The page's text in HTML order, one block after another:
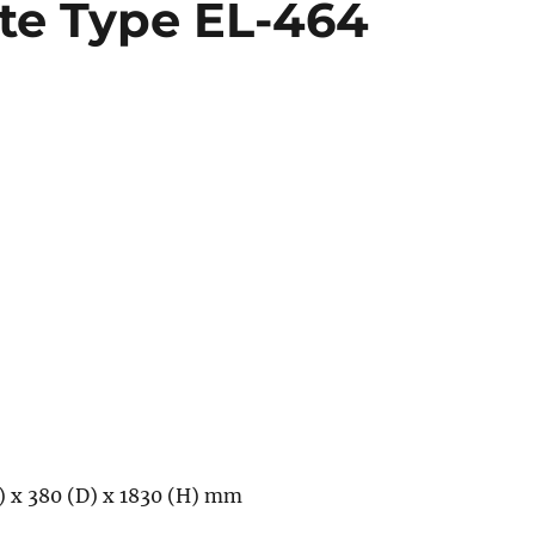
Type EL-464
x 380 (D) x 1830 (H) mm